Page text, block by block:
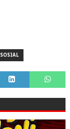
SOSIAL